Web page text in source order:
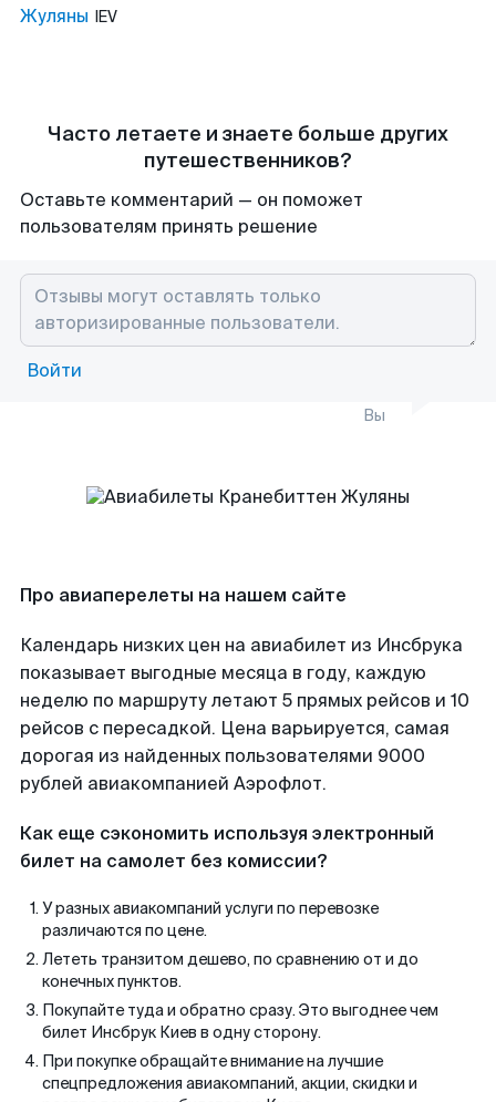
Жуляны IEV
Часто летаете и знаете больше других
путешественников?
Оставьте комментарий — он поможет
пользователям принять решение
Войти
Вы
Про авиаперелеты на нашем сайте
Календарь низких цен на авиабилет из Инсбрука
показывает выгодные месяца в году, каждую
неделю по маршруту летают 5 прямых рейсов и 10
рейсов с пересадкой. Цена варьируется, самая
дорогая из найденных пользователями 9000
рублей авиакомпанией Аэрофлот.
Как еще сэкономить используя электронный
билет на самолет без комиссии?
У разных авиакомпаний услуги по перевозке
различаются по цене.
Лететь транзитом дешево, по сравнению от и до
конечных пунктов.
Покупайте туда и обратно сразу. Это выгоднее чем
билет Инсбрук Киев в одну сторону.
При покупке обращайте внимание на лучшие
спецпредложения авиакомпаний, акции, скидки и